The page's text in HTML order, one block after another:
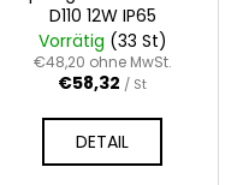
D110 12W IP65
Vorrätig (33 St)
€48,20 ohne MwSt.
€58,32 / St
DETAIL